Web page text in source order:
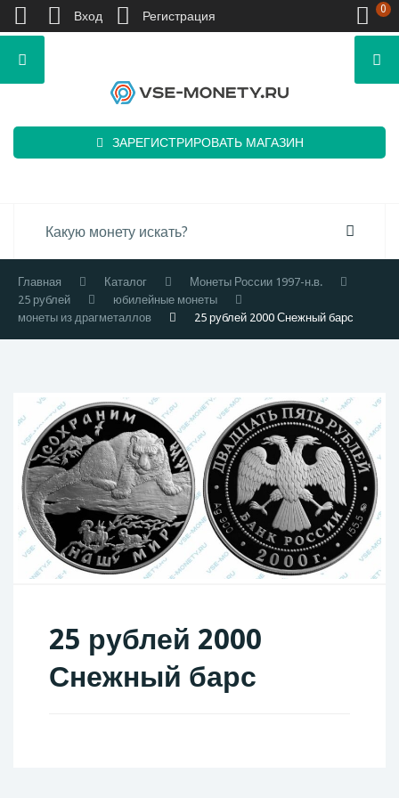
ЗАРЕГИСТРИРОВАТЬ МАГАЗИН
Главная Каталог
Монеты России 1997-н.в.
25 рублей
юбилейные монеты
монеты из драгметаллов
25 рублей 2000 Снежный барс
25 рублей 2000
Снежный барс
Вход Регистрация 0